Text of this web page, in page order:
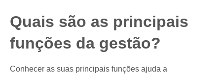
Quais são as principais
funções da gestão?
Conhecer as suas principais funções ajuda a